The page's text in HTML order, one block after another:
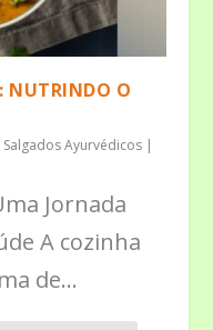
NUTRINDO O
Salgados Ayurvédicos |
Jornada
A cozinha
de...